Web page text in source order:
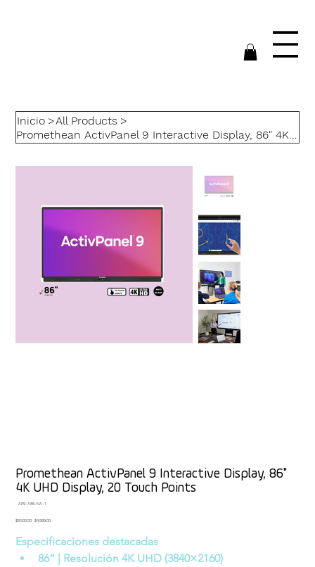
Inicio >All Products >
Promethean ActivPanel 9 Interactive Display, 86" 4K UHD Display, 20 Touch Points
Promethean ActivPanel 9 Interactive Display, 86"
4K UHD Display, 20 Touch Points
SKU
A86-
AP9-A86-NA-1
Original
$8,500.00
Sale
$4,999.00
Especificaciones destacadas
86” | Resolución 4K UHD (3840×2160)